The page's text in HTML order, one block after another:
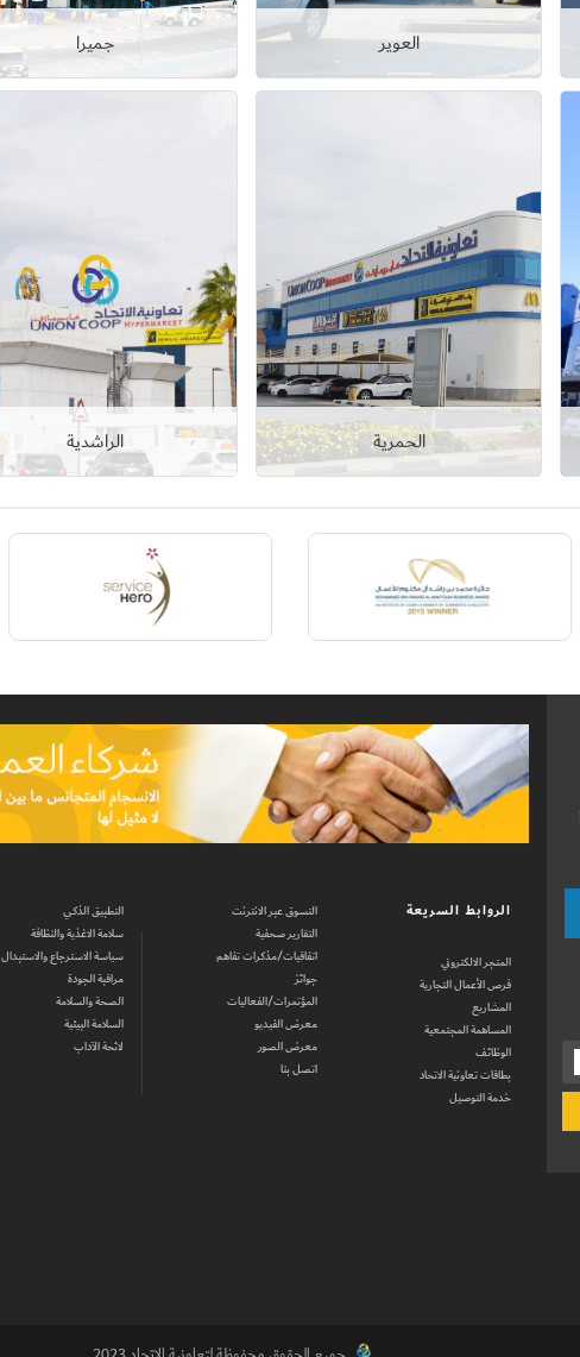
العوير
عرض التفاصيل
جميرا
عرض التفاصيل
الحمرية الراشدية
الروابط السريعة
المتجر الالكتروني
فرص الأعمال التجارية
المشاريع
المساهمة المجتمعية
الوظائف
بطاقات تعاونية الاتحاد
خدمة التوصيل
التسوق عبر الانترنت
التقارير صحفية
اتفاقيات/مذكرات تفاهم
جوائز
المؤتمرات/الفعاليات
معرض الفيديو
معرض الصور
اتصل بنا
التطبيق الذكي
سلامة الاغذية والنظافة
سياسة الاسترجاع والاستبدال
مراقبة الجودة
الصحة والسلامة
السلامة البيئية
لائحة الآداب